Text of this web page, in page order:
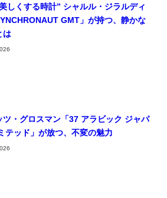
しくする時計” シャルル・ジラルディ
GMT」が持つ、静かな
は
ツ・グロスマン「37 アラビック ジャパ
テッド」が放つ、不変の魅力